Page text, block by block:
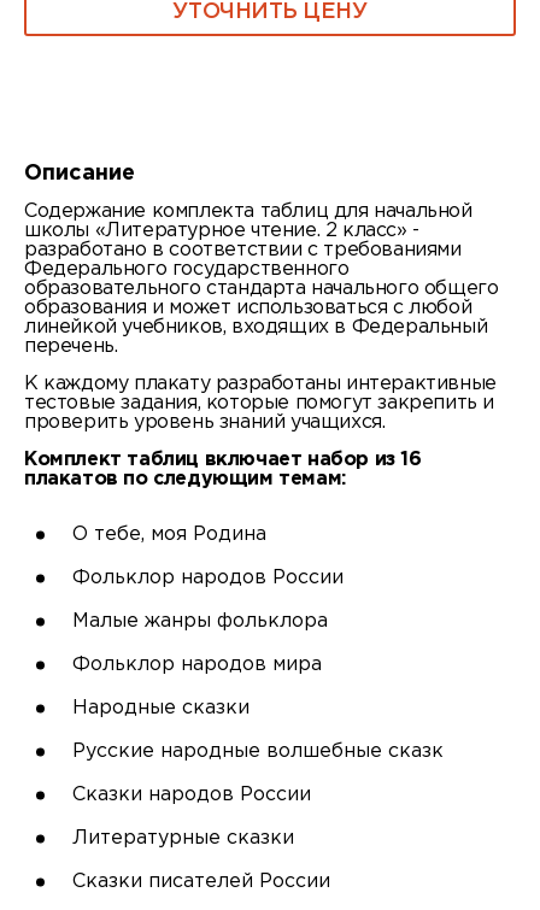
УТОЧНИТЬ ЦЕНУ
Описание
Содержание комплекта таблиц для начальной
школы «Литературное чтение. 2 класс» -
разработано в соответствии с требованиями
Федерального государственного
образовательного стандарта начального общего
образования и может использоваться с любой
линейкой учебников, входящих в Федеральный
перечень.
К каждому плакату разработаны интерактивные
тестовые задания, которые помогут закрепить и
проверить уровень знаний учащихся.
Комплект таблиц включает набор из 16
плакатов по следующим темам:
О тебе, моя Родина
Фольклор народов России
Малые жанры фольклора
Фольклор народов мира
Народные сказки
Русские народные волшебные сказк
Сказки народов России
Литературные сказки
Сказки писателей России